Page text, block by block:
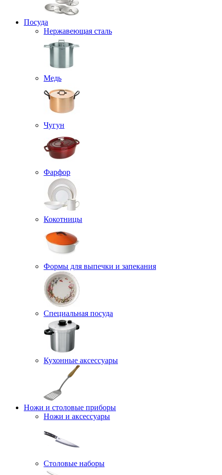
Посуда
Нержавеющая сталь
Медь
Чугун
Фарфор
Кокотницы
Формы для выпечки и запекания
Специальная посуда
Кухонные аксессуары
Ножи и столовые приборы
Ножи и аксессуары
Столовые наборы